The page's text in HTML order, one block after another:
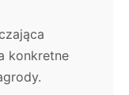
konkretne